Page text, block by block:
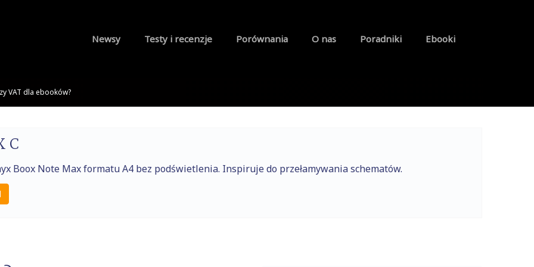
Newsy Testy i recenzje Porównania O nas Poradniki Ebooki
VAT dla ebooków?
C
Boox Note Max formatu A4 bez podświetlenia. Inspiruje do przełamywania schematów.